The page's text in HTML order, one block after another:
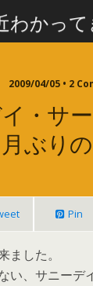
わかって
2009/04/05 • 2
・サ
月ぶり
Pin
ました。
い、サニーデ